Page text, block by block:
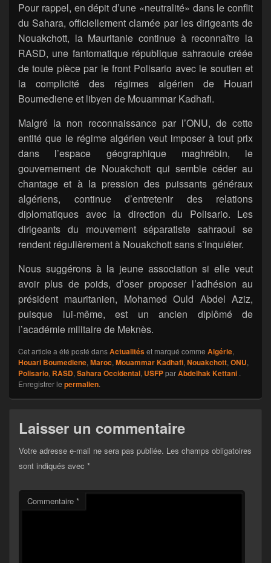
Pour rappel, en dépit d’une «neutralité» dans le conflit
du Sahara, officiellement clamée par les dirigeants de
Nouakchott, la Mauritanie continue à reconnaître la
RASD, une fantomatique république sahraouie créée
de toute pièce par le front Polisario avec le soutien et
la complicité des régimes algérien de Houari
Boumediene et libyen de Mouammar Kadhafi.
Malgré la non reconnaissance par l’ONU, de cette
entité que le régime algérien veut imposer à tout prix
dans l’espace géographique maghrébin, le
gouvernement de Nouakchott qui semble céder au
chantage et à la pression des puissants généraux
algériens, continue d’entretenir des relations
diplomatiques avec la direction du Polisario. Les
dirigeants du mouvement séparatiste sahraoui se
rendent régulièrement à Nouakchott sans s’inquiéter.
Nous suggérons à la jeune association si elle veut
avoir plus de poids, d’oser proposer l’adhésion au
président mauritanien, Mohamed Ould Abdel Aziz,
puisque lui-même, est un ancien diplômé de
l’académie militaire de Meknès.
Cet article a été posté dansActualitéset marqué comme Algérie,
Houari Boumediene, Maroc, Mouammar Kadhafi, Nouakchott, ONU,
Polisario, RASD, Sahara Occidental, USFPparAbdelhak Kettani .
Enregistrer le permalien.
Laisser un commentaire
Votre adresse e-mail ne sera pas publiée. Les champs obligatoires
sont indiqués avec *
Commentaire *